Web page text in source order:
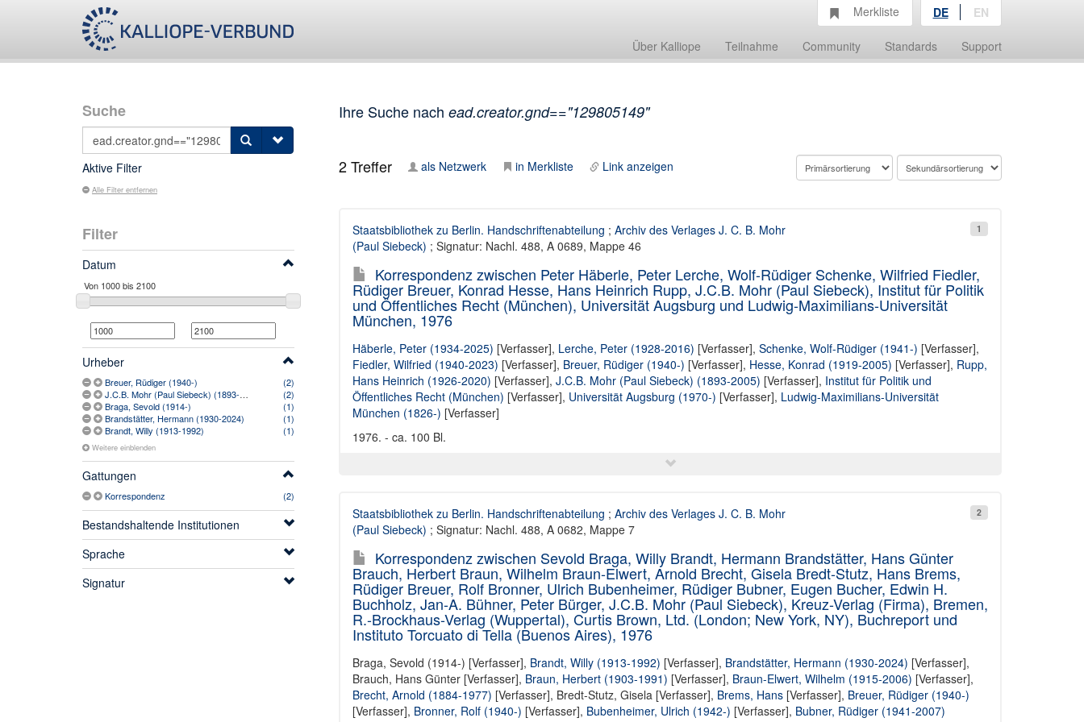
Über Kalliope Teilnahme Community Standards Support
Merkliste DE EN
Suche
Aktive Filter
Alle Filter entfernen
Filter
Datum
Urheber
Breuer, Rüdiger (1940-)
(2)
J.C.B. Mohr (Paul Siebeck) (1893-2005)
(2)
Braga, Sevold (1914-)
(1)
Brandstätter, Hermann (1930-2024)
(1)
Brandt, Willy (1913-1992)
(1)
Weitere einblenden
Gattungen
Korrespondenz (2)
Bestandshaltende Institutionen
Sprache
Signatur
Ihre Suche nach ead.creator.gnd=="129805149"
2Treffer als Netzwerk in Merkliste Link anzeigen
1
Staatsbibliothek zu Berlin. Handschriftenabteilung ; Archiv des Verlages J. C. B. Mohr
(Paul Siebeck) ; Signatur: Nachl. 488, A 0689, Mappe 46
Korrespondenz zwischen Peter Häberle, Peter Lerche, Wolf-Rüdiger Schenke, Wilfried Fiedler,
Rüdiger Breuer, Konrad Hesse, Hans Heinrich Rupp, J.C.B. Mohr (Paul Siebeck), Institut für Politik
und Öffentliches Recht (München), Universität Augsburg und Ludwig-Maximilians-Universität
München, 1976
Häberle, Peter (1934-2025) [Verfasser], Lerche, Peter (1928-2016) [Verfasser], Schenke, Wolf-Rüdiger (1941-) [Verfasser],
Fiedler, Wilfried (1940-2023) [Verfasser], Breuer, Rüdiger (1940-) [Verfasser], Hesse, Konrad (1919-2005) [Verfasser], Rupp,
Hans Heinrich (1926-2020) [Verfasser], J.C.B. Mohr (Paul Siebeck) (1893-2005) [Verfasser], Institut für Politik und
Öffentliches Recht (München) [Verfasser], Universität Augsburg (1970-) [Verfasser], Ludwig-Maximilians-Universität
München (1826-) [Verfasser]
1976. - ca. 100 Bl.
2
Staatsbibliothek zu Berlin. Handschriftenabteilung ; Archiv des Verlages J. C. B. Mohr
(Paul Siebeck) ; Signatur: Nachl. 488, A 0682, Mappe 7
Korrespondenz zwischen Sevold Braga, Willy Brandt, Hermann Brandstätter, Hans Günter
Brauch, Herbert Braun, Wilhelm Braun-Elwert, Arnold Brecht, Gisela Bredt-Stutz, Hans Brems,
Rüdiger Breuer, Rolf Bronner, Ulrich Bubenheimer, Rüdiger Bubner, Eugen Bucher, Edwin H.
Buchholz, Jan-A. Bühner, Peter Bürger, J.C.B. Mohr (Paul Siebeck), Kreuz-Verlag (Firma), Bremen,
R.-Brockhaus-Verlag (Wuppertal), Curtis Brown, Ltd. (London; New York, NY), Buchreport und
Instituto Torcuato di Tella (Buenos Aires), 1976
Braga, Sevold (1914-) [Verfasser], Brandt, Willy (1913-1992) [Verfasser], Brandstätter, Hermann (1930-2024) [Verfasser],
Brauch, Hans Günter [Verfasser], Braun, Herbert (1903-1991) [Verfasser], Braun-Elwert, Wilhelm (1915-2006) [Verfasser],
Brecht, Arnold (1884-1977) [Verfasser], Bredt-Stutz, Gisela [Verfasser], Brems, Hans[Verfasser], Breuer, Rüdiger (1940-)
[Verfasser], Bronner, Rolf (1940-) [Verfasser], Bubenheimer, Ulrich (1942-) [Verfasser], Bubner, Rüdiger (1941-2007)